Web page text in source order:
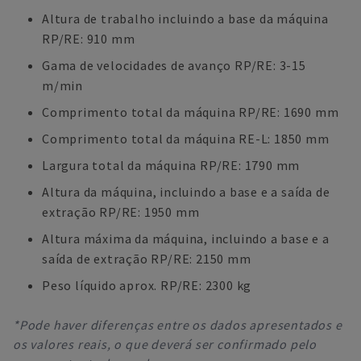
Altura de trabalho incluindo a base da máquina
RP/RE: 910 mm
Gama de velocidades de avanço RP/RE: 3-15
m/min
Comprimento total da máquina RP/RE: 1690 mm
Comprimento total da máquina RE-L: 1850 mm
Largura total da máquina RP/RE: 1790 mm
Altura da máquina, incluindo a base e a saída de
extração RP/RE: 1950 mm
Altura máxima da máquina, incluindo a base e a
saída de extração RP/RE: 2150 mm
Peso líquido aprox. RP/RE: 2300 kg
*Pode haver diferenças entre os dados apresentados e
os valores reais, o que deverá ser confirmado pelo